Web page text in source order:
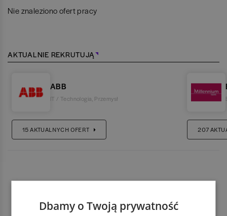
Nie znaleziono ofert pracy
AKTUALNIE REKRUTUJĄ
ABB
IT / Technologia Przemysł
15AKTUALNYCH OFERT 207
Dbamy o Twoją prywatność